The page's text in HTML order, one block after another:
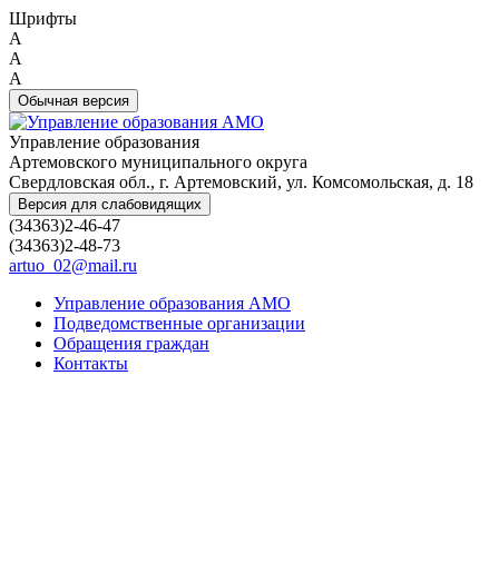
Шрифты
A
A
A
Обычная версия
Управление образования
Артемовского муниципального округа
Свердловская обл., г. Артемовский, ул. Комсомольская, д. 18
Версия для слабовидящих
(34363)2-46-47
(34363)2-48-73
artuo_02@mail.ru
Управление образования АМО
Подведомственные организации
Обращения граждан
Контакты